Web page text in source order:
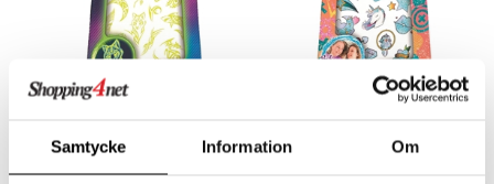
Samtycke Information Om
Tattoo
CRAZY CHIC